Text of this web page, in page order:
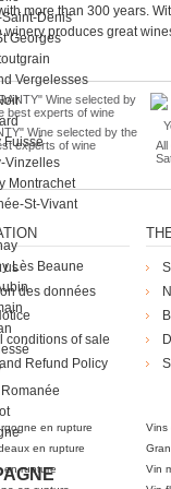
Denis
Georges
Vergelesses
Fuissé
Vinzelles
Montrachet
St-Vivant
Lès Beaune
more than 300 years.
winery produces great
Wine selected by the
experts of wine
All
us
des données
conditions of sale
Refund Policy
en rupture Vins
en rupture
en rupture
Vin